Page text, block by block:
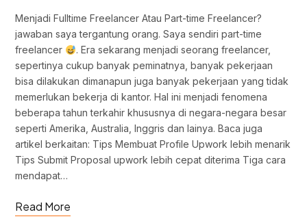
Menjadi Fulltime Freelancer Atau Part-time Freelancer?
jawaban saya tergantung orang. Saya sendiri part-time
freelancer
. Era sekarang menjadi seorang freelancer,
sepertinya cukup banyak peminatnya, banyak pekerjaan
bisa dilakukan dimanapun juga banyak pekerjaan yang tidak
memerlukan bekerja di kantor. Hal ini menjadi fenomena
beberapa tahun terkahir khususnya di negara-negara besar
seperti Amerika, Australia, Inggris dan lainya. Baca juga
artikel berkaitan: Tips Membuat Profile Upwork lebih menarik
Tips Submit Proposal upwork lebih cepat diterima Tiga cara
mendapat…
Read More